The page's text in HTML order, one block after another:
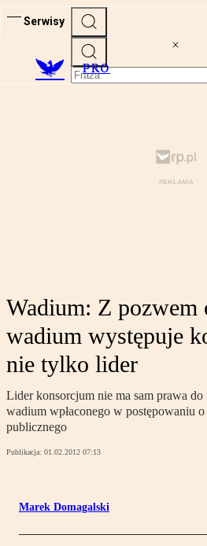
Serwisy
PRO
Wadium: Z pozwem
wadium występuje
nie tylko lider
Lider konsorcjum nie ma sam prawa
wadium wpłaconego w postępowaniu
publicznego
Publikacja: 01.02.2012 07:13
Marek Domagalski